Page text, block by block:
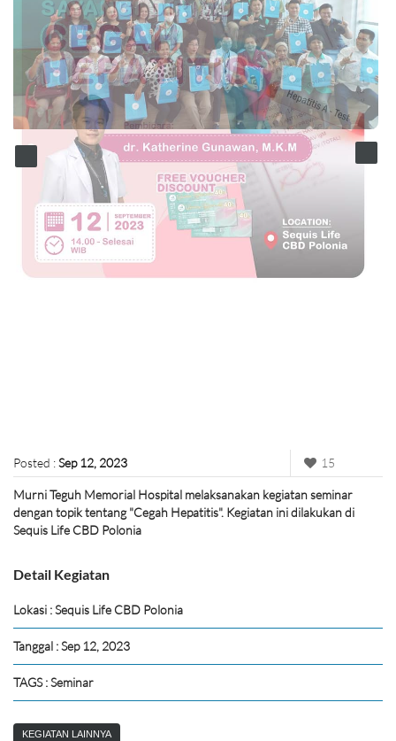
Posted :Sep 12, 2023 15
Murni Teguh Memorial Hospital melaksanakan kegiatan seminar
dengan topik tentang "Cegah Hepatitis". Kegiatan ini dilakukan di
Sequis Life CBD Polonia
Detail Kegiatan
Lokasi : Sequis Life CBD Polonia
Tanggal : Sep 12, 2023
TAGS : Seminar
KEGIATAN LAINNYA